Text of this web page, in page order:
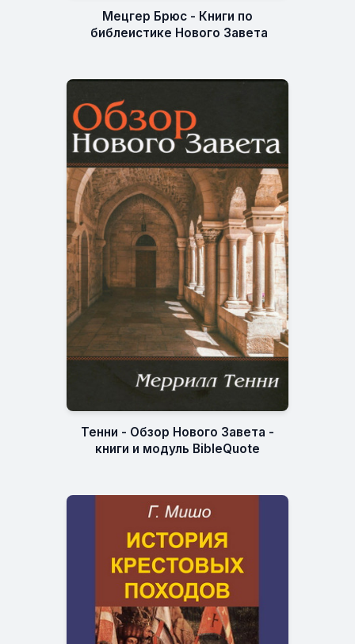
Мецгер Брюс - Книги по
библеистике Нового Завета
Тенни - Обзор Нового Завета -
книги и модуль BibleQuote